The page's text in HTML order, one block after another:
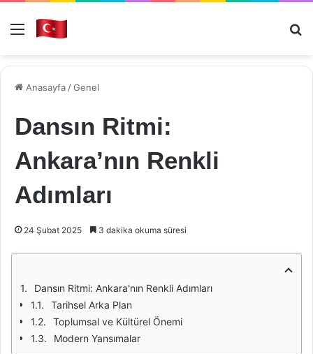
Menü
Anasayfa /Genel
Dansın Ritmi:
Ankara’nın Renkli
Adımları
24 Şubat 2025 3 dakika okuma süresi
Dansın Ritmi: Ankara'nın Renkli Adımları
Tarihsel Arka Plan
Toplumsal ve Kültürel Önemi
Modern Yansımalar